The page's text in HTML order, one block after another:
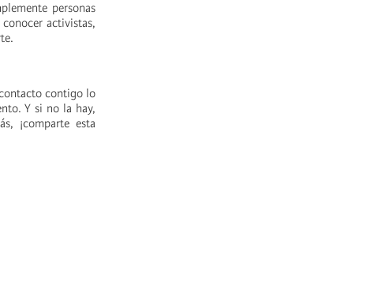
personas
activistas,
contigo lo
Y si no la hay,
¡comparte esta